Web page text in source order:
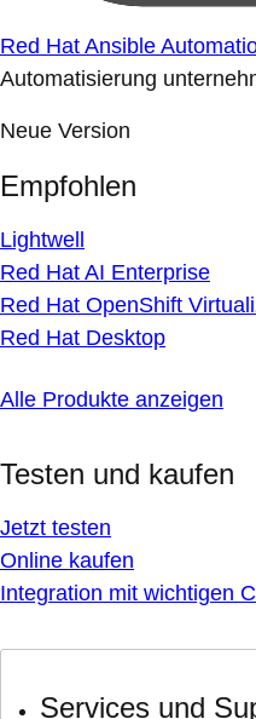
Red Hat Ansible
Automatisierung
Neue Version
Empfohlen
Lightwell
Red Hat AI Enterprise
Red Hat OpenShift
Red Hat Desktop
Alle Produkte anzeigen
Testen und kaufen
Jetzt testen
Online kaufen
Integration mit wichtigen
Services und